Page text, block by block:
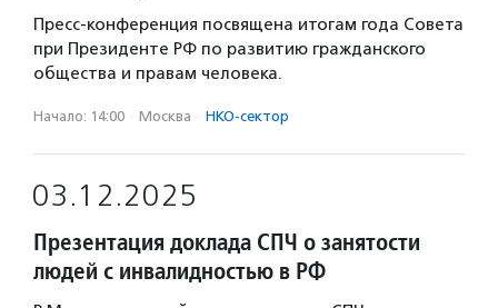
Пресс-конференция посвящена итогам года Совета
при Президенте РФ по развитию гражданского
общества и правам человека.
Начало: 14:00 · Москва · НКО-сектор
03.12.2025
Презентация доклада СПЧ о занятости
людей с инвалидностью в РФ